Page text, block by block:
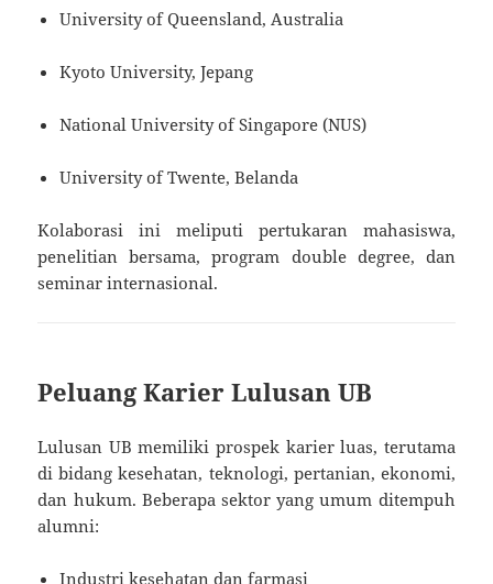
University of Queensland, Australia
Kyoto University, Jepang
National University of Singapore (NUS)
University of Twente, Belanda
Kolaborasi ini meliputi pertukaran mahasiswa,
penelitian bersama, program double degree, dan
seminar internasional.
Peluang Karier Lulusan UB
Lulusan UB memiliki prospek karier luas, terutama
di bidang kesehatan, teknologi, pertanian, ekonomi,
dan hukum. Beberapa sektor yang umum ditempuh
alumni:
Industri kesehatan dan farmasi